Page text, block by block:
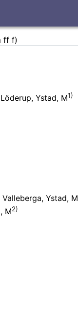
ff f)
Ystad, M1)
Ystad, M
M2)